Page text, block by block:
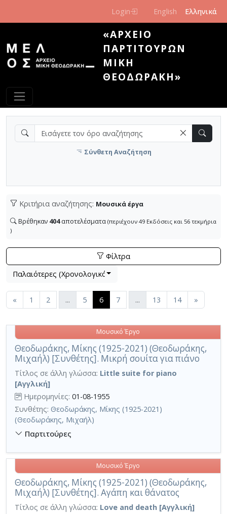
Login English Ελληνικά
«ΑΡΧΕΊΟ
ΠΑΡΤΙΤΟΎΡΩΝ
ΜΊΚΗ
ΘΕΟΔΩΡΆΚΗ»
Σύνθετη Αναζήτηση
Κριτήρια αναζήτησης: Μουσικά έργα
Βρέθηκαν 404αποτελέσματα (περιέχουν 49 Εκδόσεις και 56 τεκμήρια
)
Φίλτρα
Βρέθηκαν404αποτελέσματα (περιέχουν 49
Περιορισμός αποτελεσμάτων με τη χρήση επιπλέον
Λίστα μετα τα αποτελέσματα αναζήτησης:
Παλαιότερες (Χρονολογικά)
« 1 2 ... 5 6(current)
7 ... 13 14 »
Θεοδωράκης, Μίκης (1925-2021) (Θεοδωράκης,
Μιχαήλ) [Συνθέτης]. Μικρή σουίτα για πιάνο
Μουσικό Έργο
Τίτλος σε άλλη γλώσσα: Little suite for piano
[Αγγλική]
Ημερομηνίες: 01-08-1955
Συνθέτης: Θεοδωράκης, Μίκης (1925-2021)
(Θεοδωράκης, Μιχαήλ)
Παρτιτούρες
Θεοδωράκης, Μίκης (1925-2021) (Θεοδωράκης,
Μιχαήλ) [Συνθέτης]. Αγάπη και θάνατος
Μουσικό Έργο
Τίτλος σε άλλη γλώσσα: Love and death [Αγγλική]